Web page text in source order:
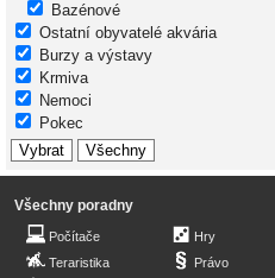
Bazénové
Ostatní obyvatelé akvária
Burzy a výstavy
Krmiva
Nemoci
Pokec
Všechny poradny
Počítače
Teraristika
Hry
Právo